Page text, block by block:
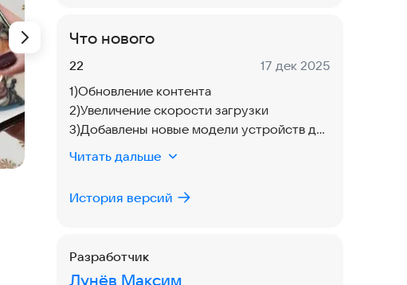
Что нового
Версия:
22 Дата:
17 дек 2025
1)Обновление контента
2)Увеличение скорости загрузки
3)Добавлены новые модели устройств для
просмотра
Читать дальше
История версий
Разработчик
Лунёв Максим